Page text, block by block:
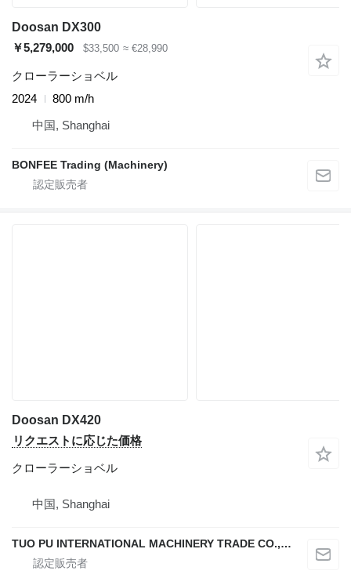
Doosan DX300
￥5,279,000
$33,500 ≈ €28,990
クローラーショベル
2024
800 m/h
中国, Shanghai
BONFEE Trading (Machinery)
Doosan DX420
リクエストに応じた価格
クローラーショベル
中国, Shanghai
TUO PU INTERNATIONAL MACHINERY TRADE CO., LTD